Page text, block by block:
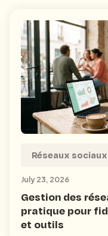
Réseaux sociaux
July 23, 2026
Gestion des
pratique pour
et outils